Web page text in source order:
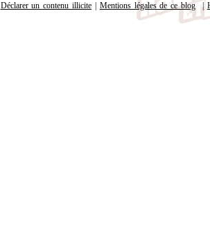
Déclarer un contenu illicite
Mentions légales de ce blog |